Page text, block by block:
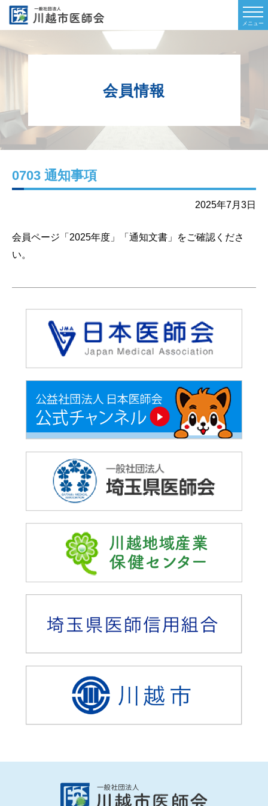
会員情報
0703 通知事項
2025年7月3日
会員ページ「2025年度」「通知文書」
をご確認くださ
い。